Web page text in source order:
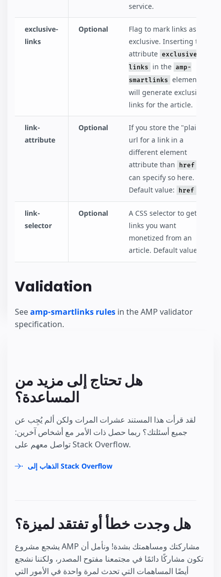
service.
exclusive-
links
Optional
Flag to mark links as
exclusive. Inserting the
attribute exclusive-
links
in the amp-
smartlinks element
will generate exclusive
links for the article.
link-
attribute
Optional
If you store the "plain"
url for a link in a
different element
attribute than
href
can specify so here.
Default value:
href
link-
selector
Optional
A CSS selector to get all
links you want
monetized from an
article. Default value:
Validation
Seeamp-smartlinks rules in the AMP validator
specification.
هل تحتاج إلى مزيد من
المساعدة؟
لقد قرأت هذا المستند عشرات المرات ولكن ألم يُجِب عن
جميع أسئلتك؟ ربما حصل ذات الأمر مع أشخاص آخرين:
تواصل معهم على Stack Overflow.
الذهاب إلى Stack Overflow
هل وجدت خطأ أو تفتقد لميزة؟
يشجع مشروع AMP مشاركتك ومساهمتك بشدة! ونأمل أن
تكون مشاركًا دائمًا في مجتمعنا مفتوح المصدر، ولكننا نشجع
أيضًا المساهمات التي تحدث لمرة واحدة في الأمور التي